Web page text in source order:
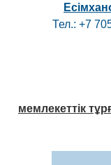
Тел.: +7
мемлекеттік